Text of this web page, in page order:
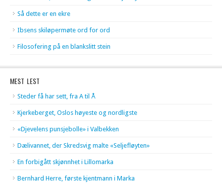
Så dette er en ekre
Ibsens skiløpermøte ord for ord
Filosofering på en blankslitt stein
MEST LEST
Steder få har sett, fra A til Å
Kjerkeberget, Oslos høyeste og nordligste
«Djevelens punsjebolle» i Valbekken
Dælivannet, der Skredsvig malte «Seljefløyten»
En forbigått skjønnhet i Lillomarka
Bernhard Herre, første kjentmann i Marka